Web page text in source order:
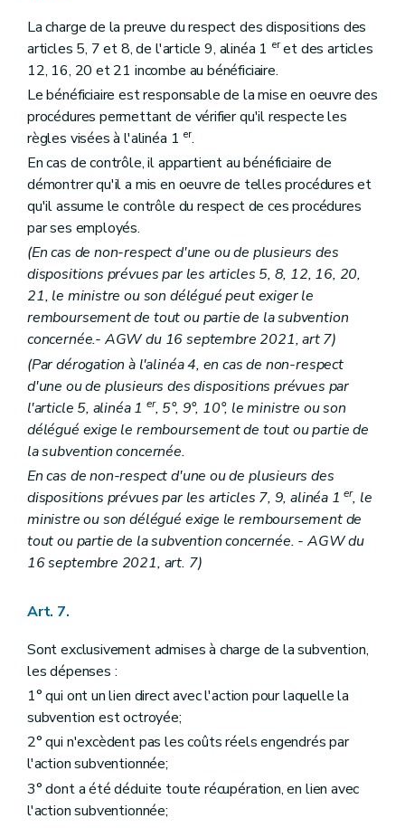
La charge de la preuve du respect des dispositions des
articles 5, 7 et 8, de l'article 9, alinéa 1 eret des articles
12, 16, 20 et 21 incombe au bénéficiaire.
Le bénéficiaire est responsable de la mise en oeuvre des
procédures permettant de vérifier qu'il respecte les
règles visées àl'alinéa 1 er.
En cas de contrôle, il appartient au bénéficiaire de
démontrer qu'il a mis en oeuvre de telles procédures et
qu'il assume le contrôle du respect de ces procédures
par ses employés.
(En cas de non-respect d'une ou de plusieurs des
dispositions prévues par les articles 5, 8, 12, 16, 20,
21, le ministre ou son délégué peut exiger le
remboursement de tout ou partie de la subvention
concernée.- AGW du 16 septembre 2021, art 7)
(Par dérogation à l'alinéa 4, en cas de non-respect
d'une ou de plusieurs des dispositions prévues par
l'article 5, alinéa 1er, 5°, 9°, 10°, le ministre ou son
délégué exige le remboursement de tout ou partie de
la subvention concernée.
En cas de non-respect d'une ou de plusieurs des
dispositions prévues par les articles 7, 9, alinéa 1er, le
ministre ou son délégué exige le remboursement de
tout ou partie de la subvention concernée. - AGW du
16 septembre 2021, art. 7)
Art. 7.
Sont exclusivement admises à charge de la subvention,
les dépenses :
1° qui ont un lien direct avec l'action pour laquelle la
subvention est octroyée;
2° qui n'excèdent pas les coûts réels engendrés par
l'action subventionnée;
3° dont a été déduite toute récupération, en lien avec
l'action subventionnée;